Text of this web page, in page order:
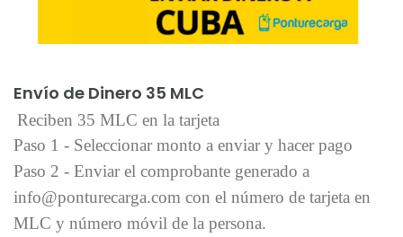
Envío de Dinero 35 MLC
Reciben 35 MLC en la tarjeta
Paso 1 - Seleccionar monto a enviar y hacer pago
Paso 2 - Enviar el comprobante generado a
info@ponturecarga.com con el número de tarjeta en
MLC y número móvil de la persona.